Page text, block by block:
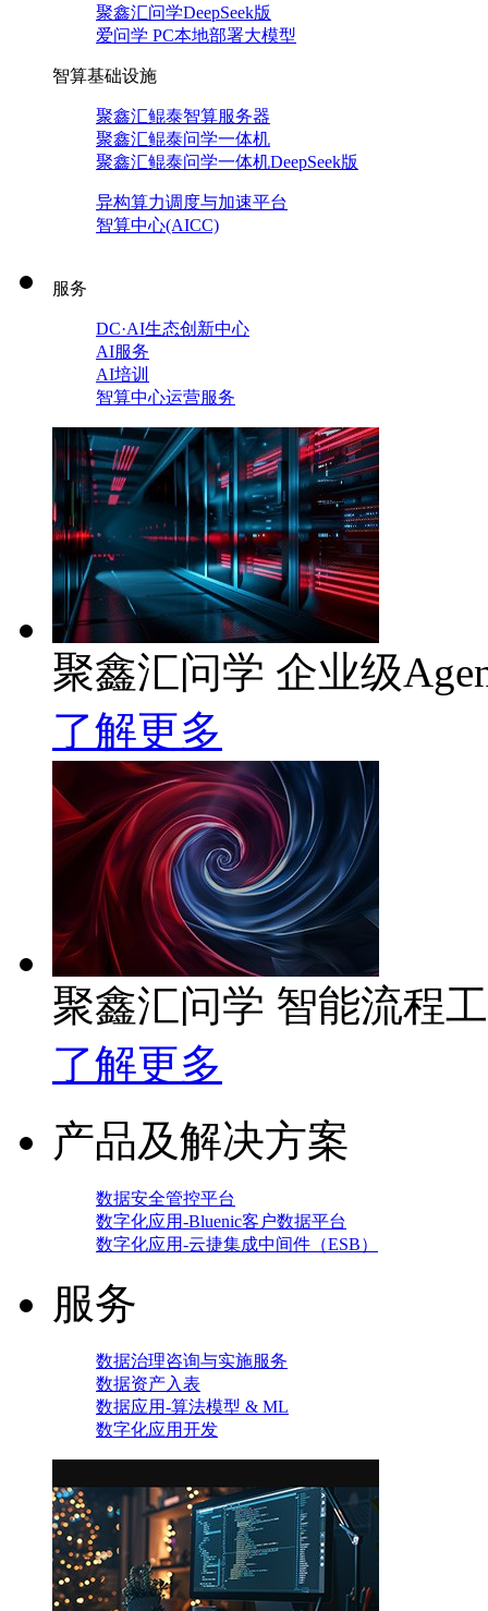
聚鑫汇问学DeepSeek版
爱问学 PC本地部署大模型
智算基础设施
聚鑫汇鲲泰智算服务器
聚鑫汇鲲泰问学一体机
聚鑫汇鲲泰问学一体机DeepSeek版
异构算力调度与加速平台
智算中心(AICC)
服务
DC·AI生态创新中心
AI服务
AI培训
智算中心运营服务
聚鑫汇问学 企业级
了解更多
聚鑫汇问学 智能流程
了解更多
产品及解决方案
数据安全管控平台
数字化应用-Bluenic客户数据平台
数字化应用-云捷集成中间件（ESB）
服务
数据治理咨询与实施服务
数据资产入表
数据应用-算法模型 & ML
数字化应用开发